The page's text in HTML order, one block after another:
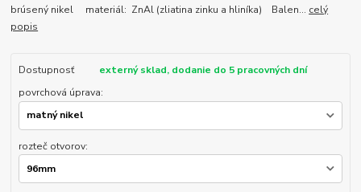
brúsený nikel materiál: ZnAl (zliatina zinku a hliníka) Balen... celý
popis
Dostupnosť
externý sklad, dodanie do 5 pracovných dní
povrchová úprava:
rozteč otvorov: